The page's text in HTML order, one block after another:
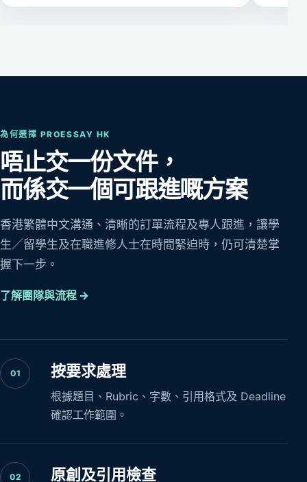
為何選擇 PROESSAY HK
唔止交一份文件，
而係交一個可跟進嘅方案
香港繁體中文溝通、清晰的訂單流程及專人跟進，讓學
生／留學生及在職進修人士在時間緊迫時，仍可清楚掌
握下一步。
了解團隊與流程 →
01 按要求處理
根據題目、Rubric、字數、引用格式及 Deadline
確認工作範圍。
02 原創及引用檢查